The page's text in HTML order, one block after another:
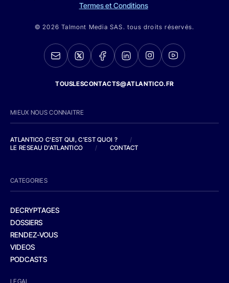
Termes et Conditions
© 2026 Talmont Media SAS. tous droits réservés.
TOUSLESCONTACTS@ATLANTICO.FR
MIEUX NOUS CONNAITRE
ATLANTICO C'EST QUI, C'EST QUOI ?
/
LE RESEAU D'ATLANTICO
/ CONTACT
CATEGORIES
DECRYPTAGES
DOSSIERS
RENDEZ-VOUS
VIDEOS
PODCASTS
LEGAL